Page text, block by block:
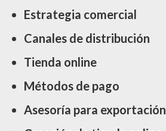
Estrategia comercial
Canales de distribución
Tienda online
Métodos de pago
Asesoría para exportación